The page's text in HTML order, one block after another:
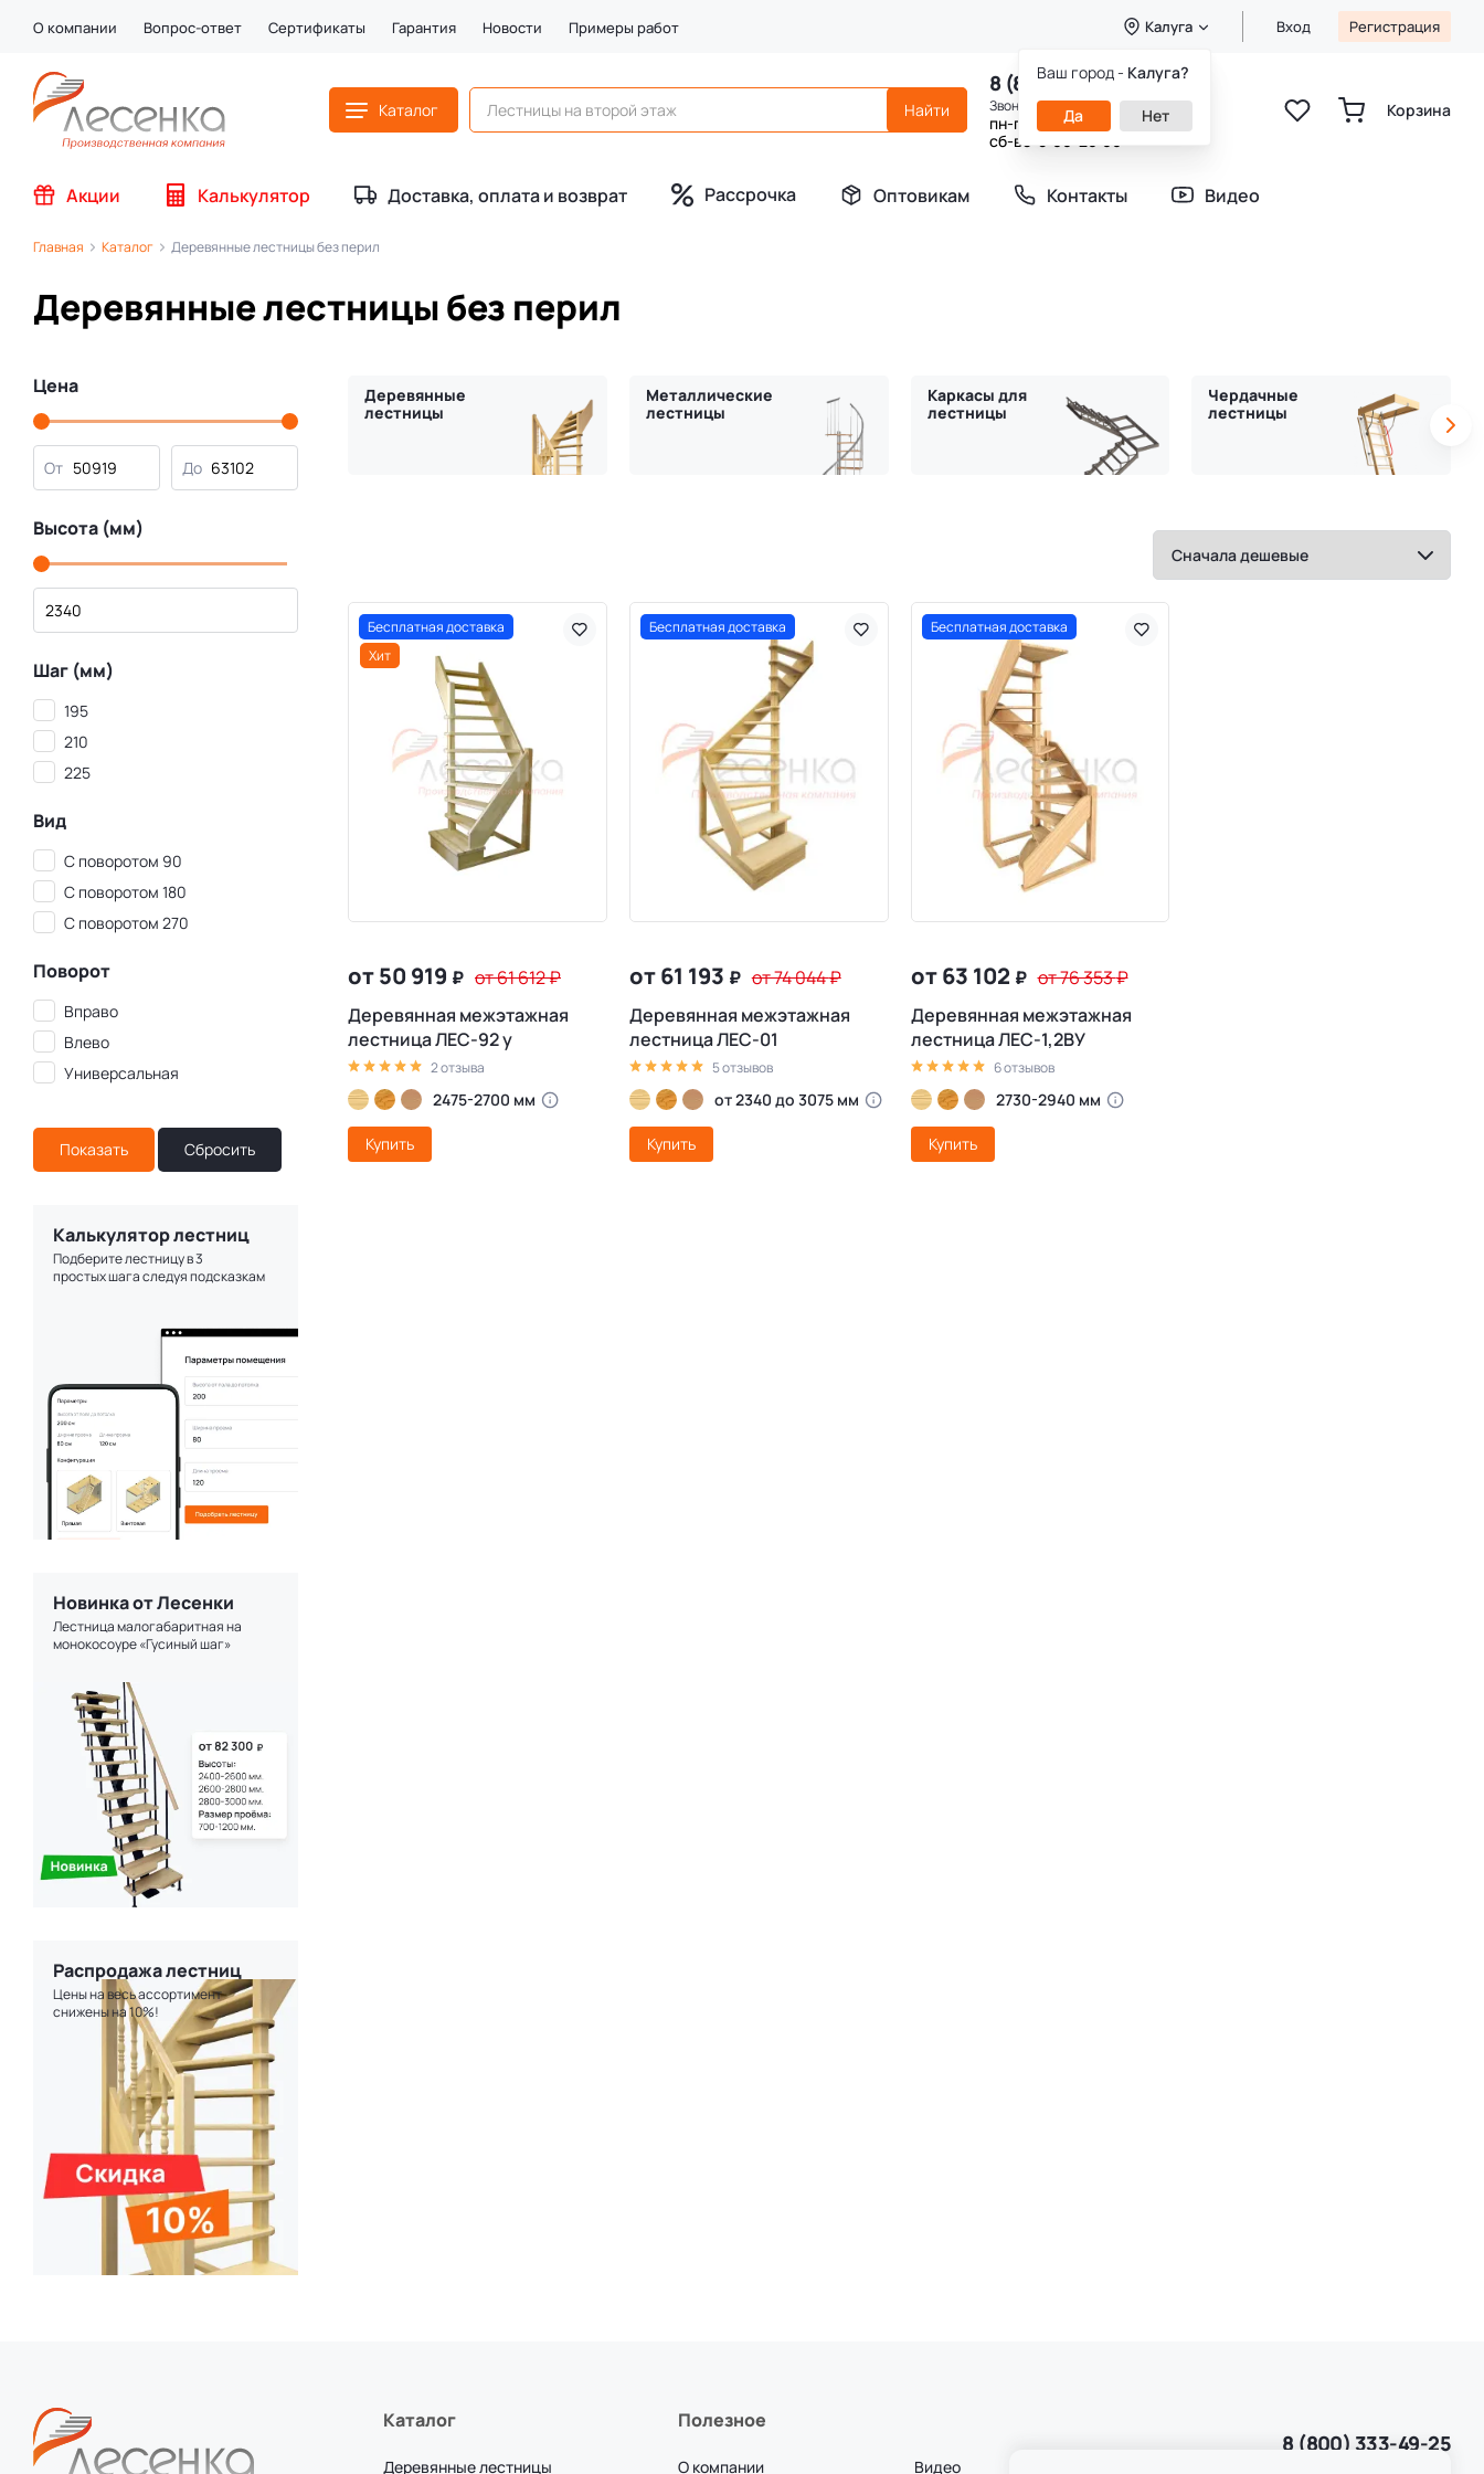
О компании Вопрос-ответ Сертификаты Гарантия Новости Примеры работ Калуга
Ваш город - Калуга?
Да Нет
Вход Регистрация
Каталог
8 (800) 333-49-25
Звонок бесплатный
пн-пт 8:00-20:00
сб-вс 9:00-20:00
Корзина
Акции Калькулятор Доставка, оплата и возврат Рассрочка Оптовикам Контакты Видео
Главная Каталог Деревянные лестницы без перил
Деревянные лестницы без перил
Цена
От До
Высота (мм)
Шаг (мм)
195
210
225
Вид
С поворотом 90
С поворотом 180
С поворотом 270
Поворот
Вправо
Влево
Универсальная
Калькулятор лестниц
Подберите лестницу в 3
простых шага следуя подсказкам
Новинка от Лесенки
Лестница малогабаритная на
монокосоуре «Гусиный шаг»
Распродажа лестниц
Цены на весь ассортимент
снижены на 10%!
Деревянные
лестницы
Металлические
лестницы
Каркасы для
лестницы
Чердачные
лестницы
Бесплатная доставка
Хит
от 50 919 ₽ от 61 612₽
Деревянная межэтажная
лестница ЛЕС-92 у
2 отзыва
2475-2700 мм
Купить
Бесплатная доставка
от 61 193 ₽ от 74 044₽
Деревянная межэтажная
лестница ЛЕС-01
5 отзывов
от 2340 до 3075 мм
Купить
Бесплатная доставка
от 63 102 ₽ от 76 353₽
Деревянная межэтажная
лестница ЛЕС-1,2ВУ
6 отзывов
2730-2940 мм
Купить
Каталог
Деревянные лестницы
Полезное
О компании Видео
8 (800) 333-49-25